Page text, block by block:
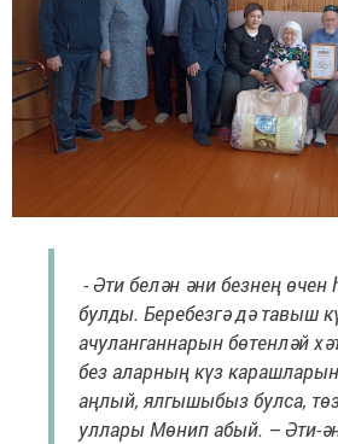
- Әти белән әни безнең өчен
булды. Беребезгә дә тавыш
ачуланганнарын бөтенләй
без аларның күз
аңлый, ялгышыбыз булса,
уллары Мөнип абый. – Әти-